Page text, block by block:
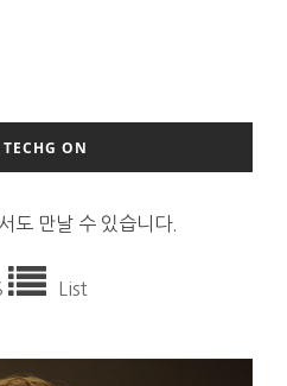
TECHG ON
도 만날 수 있습니다.
List